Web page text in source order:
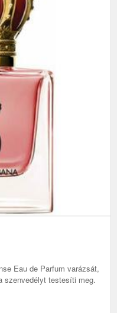
Eau de Parfum varázsát,
szenvedélyt testesíti meg.